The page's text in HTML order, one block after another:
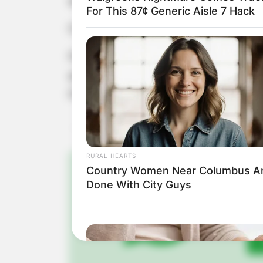
O material didático e alimentação
Para participar da
anteriormente e as inscrições estão
Paula Gambier Costa, 396.
For This 87¢ Generic Aisle 7 Hack
RURAL HEARTS
Country Women Near Columbus
Done With City Guys